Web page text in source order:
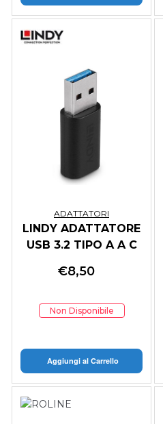
ADATTATORI
LINDY ADATTATORE
USB 3.2 TIPO A A C
€8,50
Non Disponibile
Aggiungi al Carrello